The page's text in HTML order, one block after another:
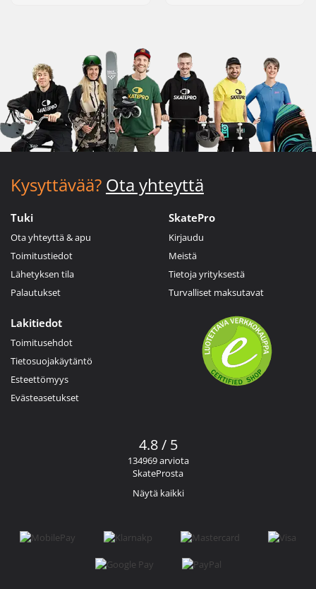
Kysyttävää? Ota yhteyttä
Tuki
Ota yhteyttä & apu
Toimitustiedot
Lähetyksen tila
Palautukset
SkatePro
Kirjaudu
Meistä
Tietoja yrityksestä
Turvalliset maksutavat
Lakitiedot
Toimitusehdot
Tietosuojakäytäntö
Esteettömyys
Evästeasetukset
4.8 / 5
134969 arviota
SkateProsta
Näytä kaikki